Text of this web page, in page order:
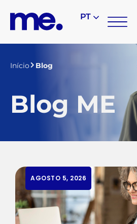
PT
Início Blog
Blog ME
AGOSTO 5, 2026